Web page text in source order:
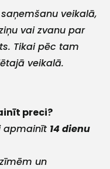
veikalā,
vai zvanu par
Tikai pēc tam
veikalā.
preci?
apmainīt 14 dienu
un